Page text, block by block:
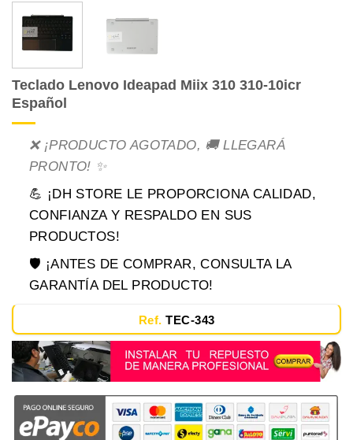
Teclado Lenovo Ideapad Miix 310 310-10icr
Español
❌ ¡PRODUCTO AGOTADO, 🚚 LLEGARÁ
PRONTO! ✨
💪 ¡DH STORE LE PROPORCIONA CALIDAD,
CONFIANZA Y RESPALDO EN SUS
PRODUCTOS!
🛡️ ¡ANTES DE COMPRAR, CONSULTA LA
GARANTÍA DEL PRODUCTO!
Ref. TEC-343